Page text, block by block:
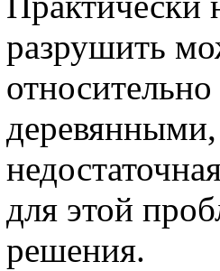
разрушить
для этой
решения.